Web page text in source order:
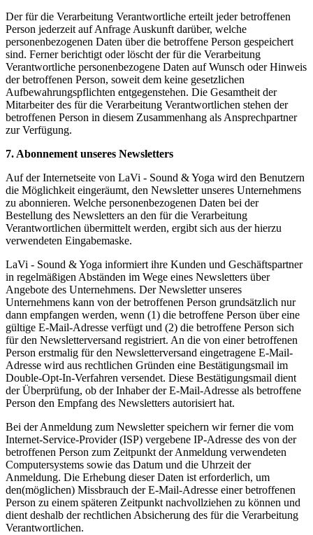
Der für die Verarbeitung Verantwortliche erteilt jeder betroffenen
Person jederzeit auf Anfrage Auskunft darüber, welche
personenbezogenen Daten über die betroffene Person gespeichert
sind. Ferner berichtigt oder löscht der für die Verarbeitung
Verantwortliche personenbezogene Daten auf Wunsch oder Hinweis
der betroffenen Person, soweit dem keine gesetzlichen
Aufbewahrungspflichten entgegenstehen. Die Gesamtheit der
Mitarbeiter des für die Verarbeitung Verantwortlichen stehen der
betroffenen Person in diesem Zusammenhang als Ansprechpartner
zur Verfügung.
7. Abonnement unseres Newsletters
Auf der Internetseite von LaVi - Sound & Yoga wird den Benutzern
die Möglichkeit eingeräumt, den Newsletter unseres Unternehmens
zu abonnieren. Welche personenbezogenen Daten bei der
Bestellung des Newsletters an den für die Verarbeitung
Verantwortlichen übermittelt werden, ergibt sich aus der hierzu
verwendeten Eingabemaske.
LaVi - Sound & Yoga informiert ihre Kunden und Geschäftspartner
in regelmäßigen Abständen im Wege eines Newsletters über
Angebote des Unternehmens. Der Newsletter unseres
Unternehmens kann von der betroffenen Person grundsätzlich nur
dann empfangen werden, wenn (1) die betroffene Person über eine
gültige E-Mail-Adresse verfügt und (2) die betroffene Person sich
für den Newsletterversand registriert. An die von einer betroffenen
Person erstmalig für den Newsletterversand eingetragene E-Mail-
Adresse wird aus rechtlichen Gründen eine Bestätigungsmail im
Double-Opt-In-Verfahren versendet. Diese Bestätigungsmail dient
der Überprüfung, ob der Inhaber der E-Mail-Adresse als betroffene
Person den Empfang des Newsletters autorisiert hat.
Bei der Anmeldung zum Newsletter speichern wir ferner die vom
Internet-Service-Provider (ISP) vergebene IP-Adresse des von der
betroffenen Person zum Zeitpunkt der Anmeldung verwendeten
Computersystems sowie das Datum und die Uhrzeit der
Anmeldung. Die Erhebung dieser Daten ist erforderlich, um
den(möglichen) Missbrauch der E-Mail-Adresse einer betroffenen
Person zu einem späteren Zeitpunkt nachvollziehen zu können und
dient deshalb der rechtlichen Absicherung des für die Verarbeitung
Verantwortlichen.